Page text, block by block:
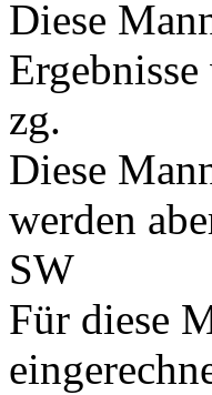
Diese
zg.
Diese
werden
SW
Für diese